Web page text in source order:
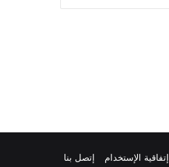
إتفاقية الإستخدام إتصل بنا